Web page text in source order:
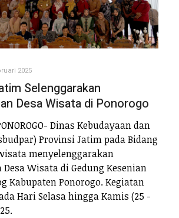
2025
Selenggarakan
Desa Wisata di Ponorogo
Dinas Kebudayaan dan
Provinsi Jatim pada Bidang
menyelenggarakan
Wisata di Gedung Kesenian
Kabupaten Ponorogo. Kegiatan
Hari Selasa hingga Kamis (25 -